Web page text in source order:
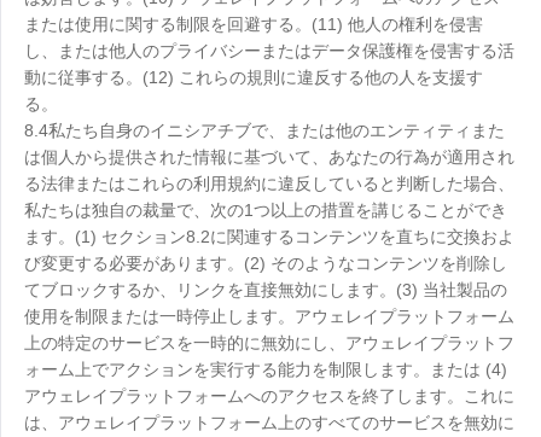
または使用に関する制限を回避する。(11) 他人の権利を侵害
し、または他人のプライバシーまたはデータ保護権を侵害する活
動に従事する。(12) これらの規則に違反する他の人を支援す
る。
8.4私たち自身のイニシアチブで、または他のエンティティまた
は個人から提供された情報に基づいて、あなたの行為が適用され
る法律またはこれらの利用規約に違反していると判断した場合、
私たちは独自の裁量で、次の1つ以上の措置を講じることができ
ます。(1) セクション8.2に関連するコンテンツを直ちに交換およ
び変更する必要があります。(2) そのようなコンテンツを削除し
てブロックするか、リンクを直接無効にします。(3) 当社製品の
使用を制限または一時停止します。アウェレイプラットフォーム
上の特定のサービスを一時的に無効にし、アウェレイプラットフ
ォーム上でアクションを実行する能力を制限します。または (4)
アウェレイプラットフォームへのアクセスを終了します。これに
は、アウェレイプラットフォーム上のすべてのサービスを無効に